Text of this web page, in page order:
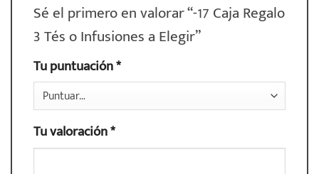
Sé el primero en valorar “-17 Caja Regalo
3 Tés o Infusiones a Elegir”
Tu puntuación*
Tu valoración*